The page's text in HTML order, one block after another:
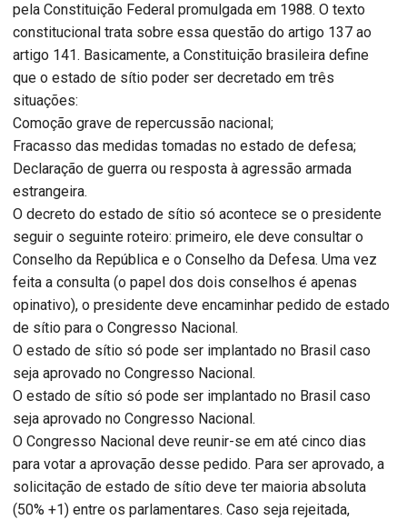
pela Constituição Federal promulgada em 1988. O texto
constitucional trata sobre essa questão do artigo 137 ao
artigo 141. Basicamente, a Constituição brasileira define
que o estado de sítio poder ser decretado em três
situações:
Comoção grave de repercussão nacional;
Fracasso das medidas tomadas no estado de defesa;
Declaração de guerra ou resposta à agressão armada
estrangeira.
O decreto do estado de sítio só acontece se o presidente
seguir o seguinte roteiro: primeiro, ele deve consultar o
Conselho da República e o Conselho da Defesa. Uma vez
feita a consulta (o papel dos dois conselhos é apenas
opinativo), o presidente deve encaminhar pedido de estado
de sítio para o Congresso Nacional.
O estado de sítio só pode ser implantado no Brasil caso
seja aprovado no Congresso Nacional.
O estado de sítio só pode ser implantado no Brasil caso
seja aprovado no Congresso Nacional.
O Congresso Nacional deve reunir-se em até cinco dias
para votar a aprovação desse pedido. Para ser aprovado, a
solicitação de estado de sítio deve ter maioria absoluta
(50% +1) entre os parlamentares. Caso seja rejeitada,